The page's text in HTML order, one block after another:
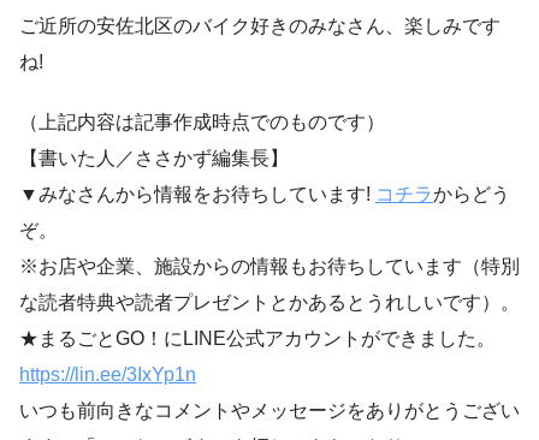
ご近所の安佐北区のバイク好きのみなさん、楽しみです
ね!
（上記内容は記事作成時点でのものです）
【書いた人／ささかず編集長】
▼みなさんから情報をお待ちしています! コチラからどう
ぞ。
※お店や企業、施設からの情報もお待ちしています（特別
な読者特典や読者プレゼントとかあるとうれしいです）。
★まるごとGO！にLINE公式アカウントができました。
https://lin.ee/3IxYp1n
いつも前向きなコメントやメッセージをありがとうござい